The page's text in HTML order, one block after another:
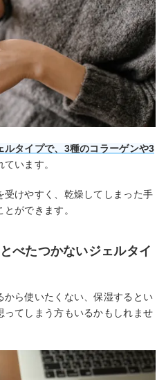
ルタイプで、3種のコラーゲンや3
ています。
けやすく、乾燥してしまった手
ができます。
べたつかないジェルタイ
ら使いたくない、保湿するとい
てしまう方もいるかもしれませ